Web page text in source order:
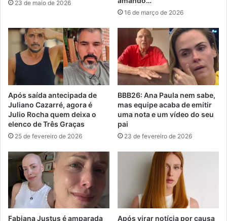
23 de maio de 2026
16 de março de 2026
Após saída antecipada de
Juliano Cazarré, agora é
Julio Rocha quem deixa o
elenco de Três Graças
25 de fevereiro de 2026
BBB26: Ana Paula nem sabe,
mas equipe acaba de emitir
uma nota e um vídeo do seu
pai
23 de fevereiro de 2026
Fabiana Justus é amparada Após virar notícia por causa